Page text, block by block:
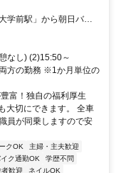
学前駅」から朝日バス
なし) (2)15:50～
方の勤務 ※1か月単位の
富！独自の福利厚生
大切にできます。 全車
員が同乗しますので安
クOK
主婦・主夫歓迎
イク通勤OK
学歴不問
歓迎
ネイルOK